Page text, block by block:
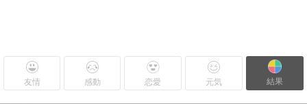
友情 感動 恋愛 元気 結果